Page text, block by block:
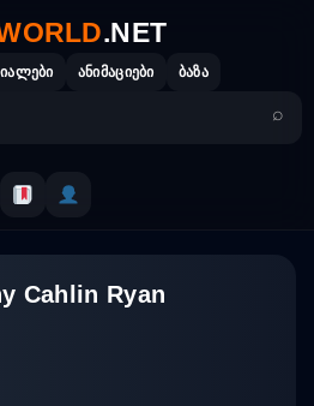
.NET
ანიმაციები ბაზა
Cahlin Ryan